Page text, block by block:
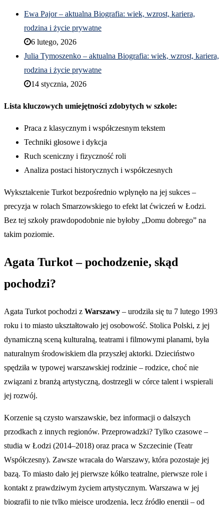
Ewa Pajor – aktualna Biografia: wiek, wzrost, kariera,
rodzina i życie prywatne
6 lutego, 2026
Julia Tymoszenko – aktualna Biografia: wiek, wzrost, kariera,
rodzina i życie prywatne
14 stycznia, 2026
Lista kluczowych umiejętności zdobytych w szkole:
Praca z klasycznym i współczesnym tekstem
Techniki głosowe i dykcja
Ruch sceniczny i fizyczność roli
Analiza postaci historycznych i współczesnych
Wykształcenie Turkot bezpośrednio wpłynęło na jej sukces –
precyzja w rolach Smarzowskiego to efekt lat ćwiczeń w Łodzi.
Bez tej szkoły prawdopodobnie nie byłoby „Domu dobrego” na
takim poziomie.
Agata Turkot – pochodzenie, skąd
pochodzi?
Agata Turkot pochodzi z Warszawy – urodziła się tu 7 lutego 1993
roku i to miasto ukształtowało jej osobowość. Stolica Polski, z jej
dynamiczną sceną kulturalną, teatrami i filmowymi planami, była
naturalnym środowiskiem dla przyszłej aktorki. Dzieciństwo
spędziła w typowej warszawskiej rodzinie – rodzice, choć nie
związani z branżą artystyczną, dostrzegli w córce talent i wspierali
jej rozwój.
Korzenie są czysto warszawskie, bez informacji o dalszych
przodkach z innych regionów. Przeprowadzki? Tylko czasowe –
studia w Łodzi (2014–2018) oraz praca w Szczecinie (Teatr
Współczesny). Zawsze wracała do Warszawy, która pozostaje jej
bazą. To miasto dało jej pierwsze kółko teatralne, pierwsze role i
kontakt z prawdziwym życiem artystycznym. Warszawa w jej
biografii to nie tylko miejsce urodzenia, lecz źródło energii – od